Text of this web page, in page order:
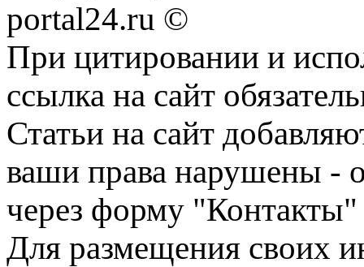
portal24.ru ©
При цитировании и
ссылка на сайт
Статьи на сайт
ваши права нарушены -
через форму "Контакты"
Для размещения своих